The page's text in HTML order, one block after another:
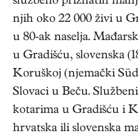
njih oko 22 000 živi u
u 80-ak naselja.
u Gradišću, slovenska
Koruškoj (njemački
Slovaci u Beču.
kotarima u Gradišću i
hrvatska ili slovenska